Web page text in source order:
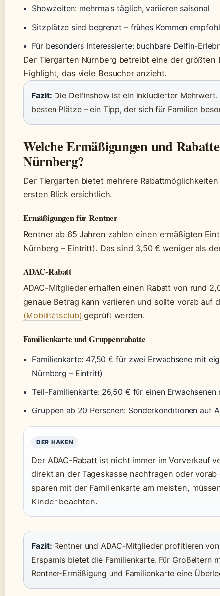
Showzeiten: mehrmals täglich, variieren saisonal
Sitzplätze sind begrenzt – frühes Kommen
Für besonders Interessierte: buchbare Delfin-
Der Tiergarten Nürnberg betreibt eine der größten
Highlight, das viele Besucher anzieht.
Fazit: Die Delfinshow ist ein inkludierter Mehrwert.
besten Plätze – ein Tipp, der sich für Familien
Welche Ermäßigungen und
Nürnberg?
Der Tiergarten bietet mehrere
ersten Blick ersichtlich.
Ermäßigungen für Rentner
Rentner ab 65 Jahren zahlen einen ermäßigten
Nürnberg – Eintritt). Das sind 3,50 € weniger als
ADAC-Rabatt
ADAC-Mitglieder erhalten einen Rabatt von rund
genaue Betrag kann variieren und sollte vorab auf
(Mobilitätsclub) geprüft werden.
Familienkarte und Gruppenrabatte
Familienkarte: 47,50 € für zwei Erwachsene mit
Nürnberg – Eintritt)
Teil-Familienkarte: 26,50 € für einen Erwachsenen
Gruppen ab 20 Personen: Sonderkonditionen auf
DER HAKEN
Der ADAC-Rabatt ist nicht immer im Vorverkauf
direkt an der Tageskasse nachfragen oder
sparen mit der Familienkarte am meisten,
Kinder beachten.
Fazit: Rentner und ADAC-Mitglieder profitieren
Ersparnis bietet die Familienkarte. Für Großeltern
Rentner-Ermäßigung und Familienkarte eine